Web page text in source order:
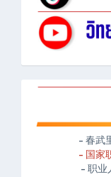
- 春武
- 国家
- 职业